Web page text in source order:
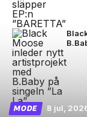
MODE 8 jul,